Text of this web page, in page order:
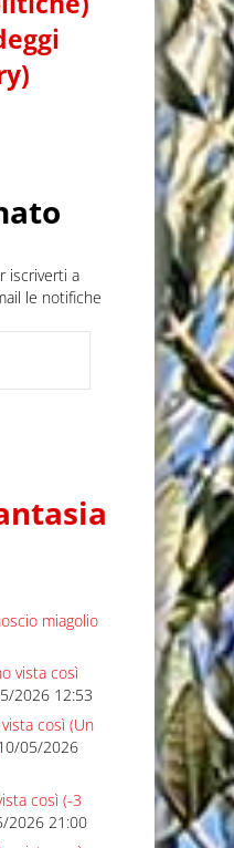
iscriverti a
le notifiche
miagolio
vista così
2026 12:53
così (Un
05/2026
così (-3
2026 21:00